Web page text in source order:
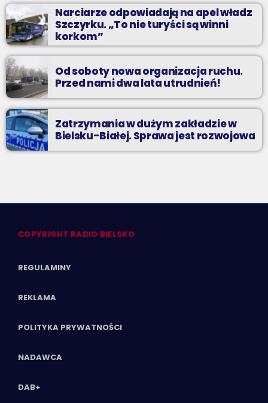
Narciarze odpowiadają na apel władz
Szczyrku. „To nie turyści są winni
korkom”
Od soboty nowa organizacja ruchu.
Przed nami dwa lata utrudnień!
Zatrzymania w dużym zakładzie w
Bielsku-Białej. Sprawa jest rozwojowa
COPYRIGHT RADIO BIELSKO
REGULAMINY
REKLAMA
POLITYKA PRYWATNOŚCI
NADAWCA
DAB+